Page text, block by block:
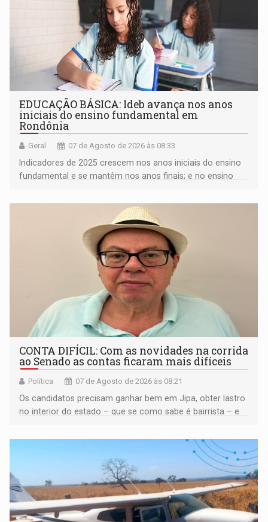
EDUCAÇÃO BÁSICA: Ideb avança nos anos
iniciais do ensino fundamental em
Rondônia
Geral 07 de Agosto de 2026 às 08:33
Indicadores de 2025 crescem nos anos iniciais do ensino
fundamental e se mantêm nos anos finais; e no ensino
CONTA DIFÍCIL: Com as novidades na corrida
ao Senado as contas ficaram mais difíceis
Política 07 de Agosto de 2026 às 08:21
Os candidatos precisam ganhar bem em Jipa, obter lastro
no interior do estado – que se como sabe é bairrista – e
garantir